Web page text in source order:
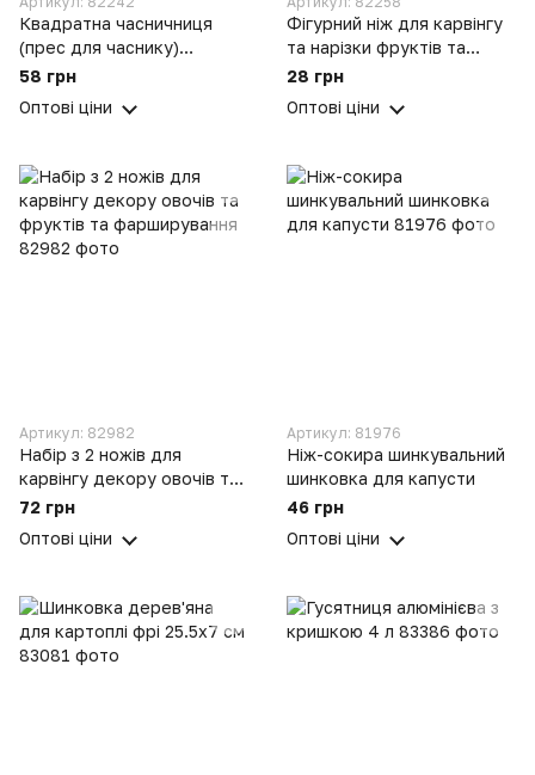
Квадратна часничниця
(прес для часнику)
часникодавка Бріз
58 грн
Оптові ціни
Фігурний ніж для карвінгу
та нарізки фруктів та
овочів для прикраси столу
28 грн
Оптові ціни
Артикул: 82982
Набір з 2 ножів для
карвінгу декору овочів та
фруктів та фарширування
72 грн
Оптові ціни
Артикул: 81976
Ніж-сокира шинкувальний
шинковка для капусти
46 грн
Оптові ціни